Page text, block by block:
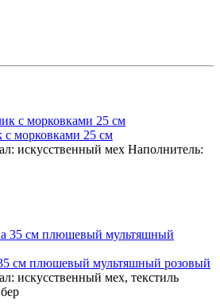
с морковками 25 см
искусственный мех Наполнитель:
см плюшевый мультяшный розовый
искусственный мех, текстиль